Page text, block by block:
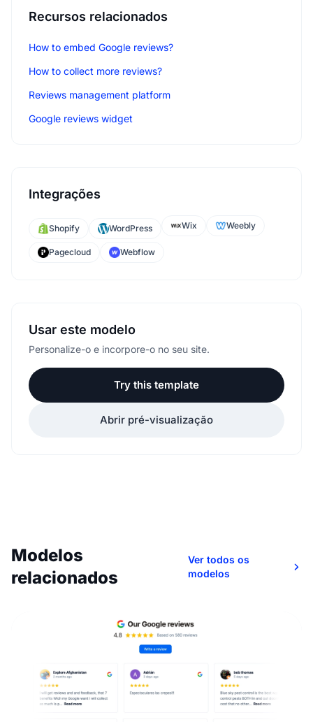
Recursos relacionados
How to embed Google reviews?
How to collect more reviews?
Reviews management platform
Google reviews widget
Integrações
Shopify WordPress Wix Weebly
Pagecloud Webflow
Usar este modelo
Personalize-o e incorpore-o no seu site.
Try this template
Abrir pré-visualização
Modelos
relacionados
Ver todos os
modelos